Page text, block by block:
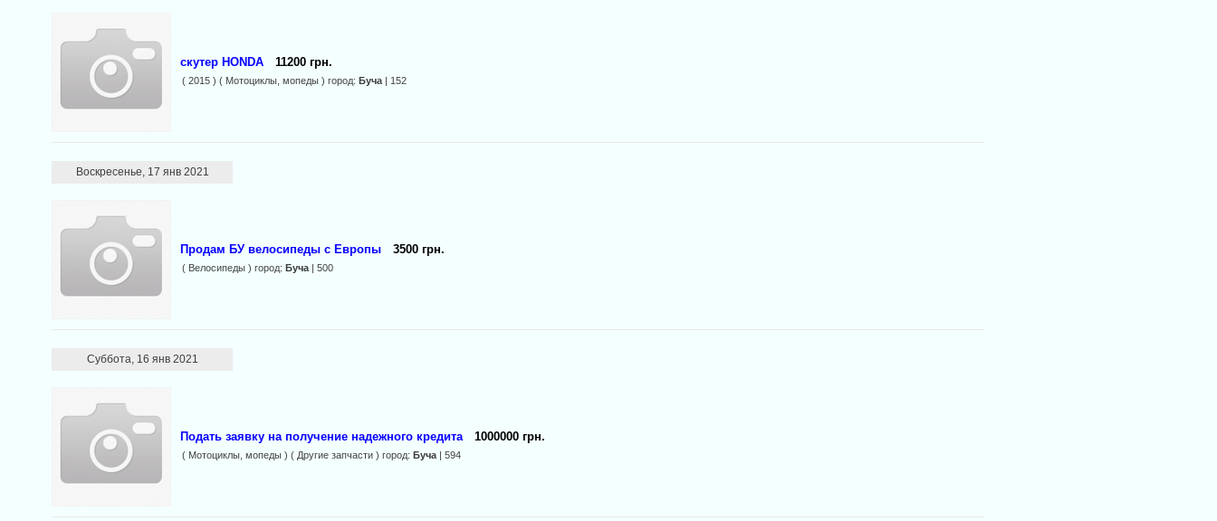
скутер HONDA 11200 грн.
( 2015 ) ( Мотоциклы, мопеды ) город:Буча | 152
Воскресенье, 17 янв 2021
Продам БУ велосипеды с Европы 3500 грн.
( Велосипеды ) город:Буча | 500
Суббота, 16 янв 2021
Подать заявку на получение надежного кредита 1000000 грн.
( Мотоциклы, мопеды ) ( Другие запчасти ) город:Буча | 594